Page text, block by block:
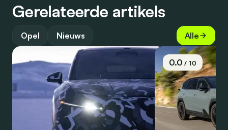
Gerelateerde artikels
Opel Nieuws Alle
0.0/ 10